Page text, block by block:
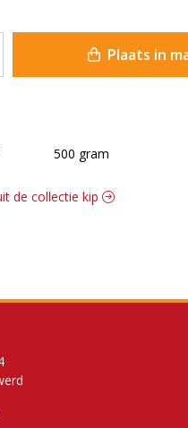
Plaats in
500 gram
de collectie kip